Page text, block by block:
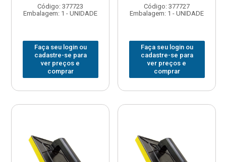
Código: 377723
Embalagem: 1 - UNIDADE
Faça seu login ou
cadastre-se para
ver preços e
comprar
Código: 377727
Embalagem: 1 - UNIDADE
Faça seu login ou
cadastre-se para
ver preços e
comprar